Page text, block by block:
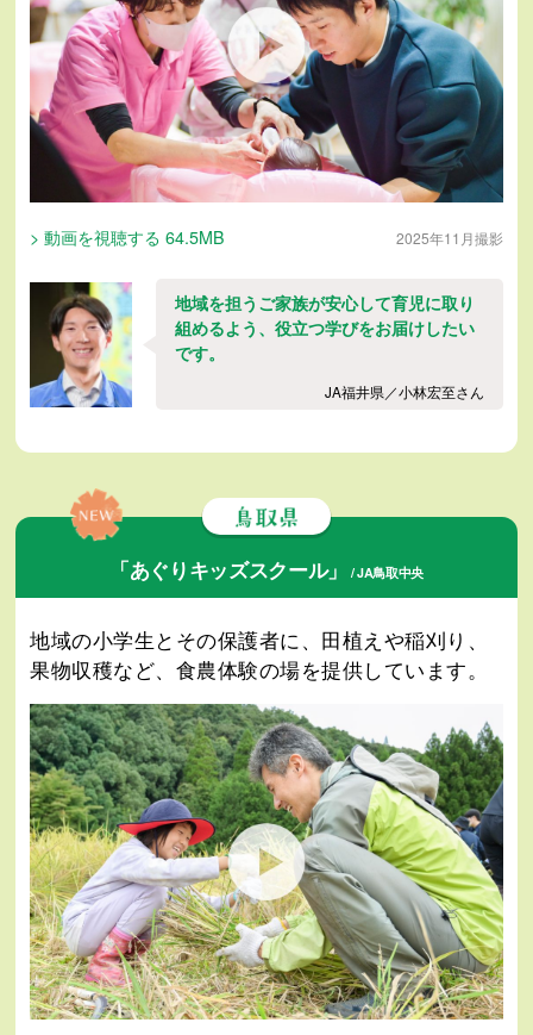
> 動画を視聴する 64.5MB 2025年11月撮影
地域を担うご家族が安心して育児に取り
組めるよう、役立つ学びをお届けしたい
です。
JA福井県／小林宏至さん
「あぐりキッズスクール」 / JA鳥取中央
地域の小学生とその保護者に、田植えや稲刈り、
果物収穫など、食農体験の場を提供しています。